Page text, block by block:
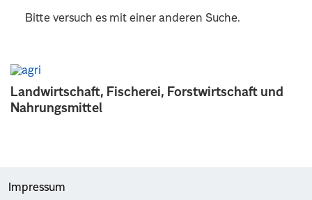
Landwirtschaft, Fischerei, Forstwirtschaft und
Nahrungsmittel
Bitte versuch es mit einer anderen Suche.
Impressum